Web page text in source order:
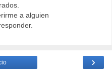
a alguien
›